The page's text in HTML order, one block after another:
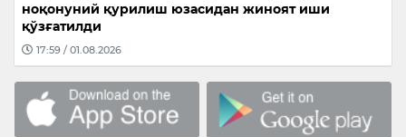
ноқонуний қурилиш юзасидан жиноят иши
қўзғатилди
17:59 / 01.08.2026